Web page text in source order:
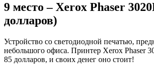
9 место – Xerox Phaser
долларов)
Устройство со светодиодной печатью,
небольшого офиса. Принтер Xerox Phaser
85 долларов, и своих денег оно стоит!